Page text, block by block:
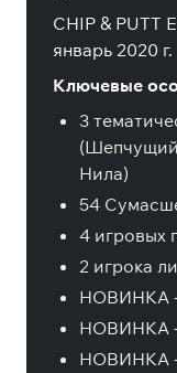
CHIP & PUTT
январь 2020 г.
Ключевые
3
(Шепчущий
Нила)
54
4 игровых
2 игрока
НОВИНКА -
НОВИНКА -
НОВИНКА -